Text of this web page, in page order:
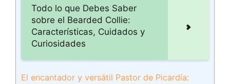
Todo lo que Debes Saber
sobre el Bearded Collie:
Características, Cuidados y
Curiosidades
El encantador y versátil Pastor de Picardía: